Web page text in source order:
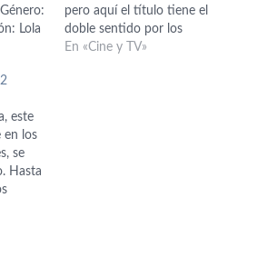
Lola
pero aquí el título tiene el
doble sentido por los
hábitos que los
En «Cine y TV»
este
en los
se
Hasta
a